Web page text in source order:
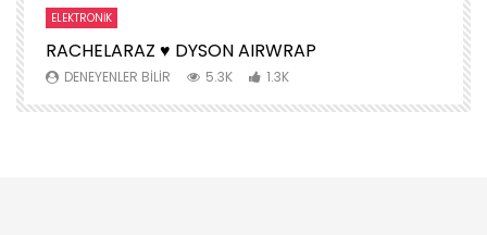
ELEKTRONIK
RACHELARAZ ♥️ DYSON AIRWRAP
DENEYENLER BILIR 5.3K 1.3K